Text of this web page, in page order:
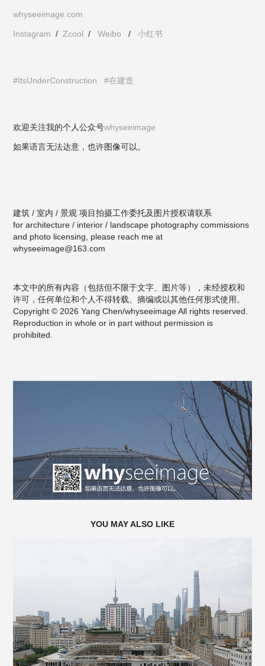
whyseeimage.com
Instagram / Zcool /Weibo /小红书
#ItsUnderConstruction #在建造
欢迎关注我的个人公众号whyseeimage
如果语言无法达意，也许图像可以。
建筑 / 室内 / 景观 项目拍摄工作委托及图片授权请联系
for architecture / interior / landscape photography commissions
and photo licensing, please reach me at
whyseeimage@163.com
本文中的所有内容（包括但不限于文字、图片等），未经授权和
许可，任何单位和个人不得转载、摘编或以其他任何形式使用。
Copyright © 2026 Yang Chen/whyseeimage All rights reserved.
Reproduction in whole or in part without permission is
prohibited.
YOU MAY ALSO LIKE